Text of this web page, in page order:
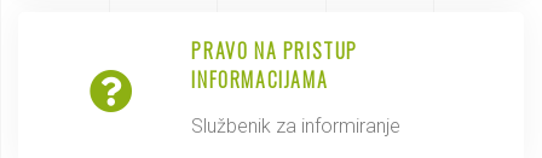
PRAVO NA PRISTUP
INFORMACIJAMA
Službenik za informiranje